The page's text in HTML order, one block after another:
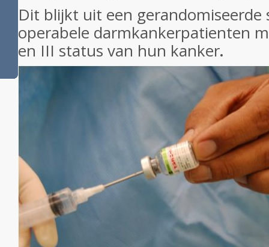
Dit blijkt uit een
operabele darmkankerpatienten
en III status van hun kanker.